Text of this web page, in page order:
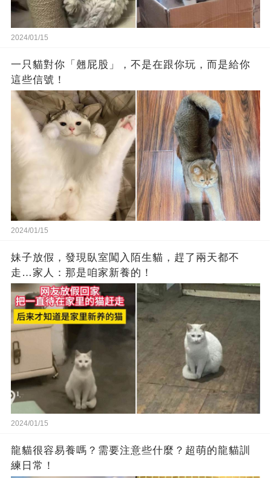
2024/01/15
一只貓對你「翹屁股」，不是在跟你玩，而是給你
這些信號！
2024/01/15
妹子放假，發現臥室闖入陌生貓，趕了兩天都不
走…家人：那是咱家新養的！
2024/01/15
龍貓很容易養嗎？需要注意些什麼？超萌的龍貓訓
練日常！